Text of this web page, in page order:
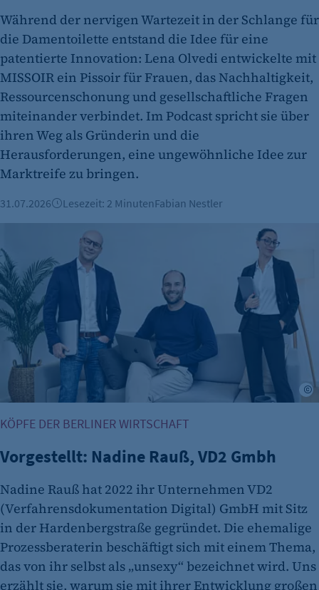
Während der nervigen Wartezeit in der Schlange für
die Damentoilette entstand die Idee für eine
patentierte Innovation: Lena Olvedi entwickelte mit
MISSOIR ein Pissoir für Frauen, das Nachhaltigkeit,
Ressourcenschonung und gesellschaftliche Fragen
miteinander verbindet. Im Podcast spricht sie über
ihren Weg als Gründerin und die
Herausforderungen, eine ungewöhnliche Idee zur
Marktreife zu bringen.
31.07.2026 Lesezeit: 2 MinutenFabian Nestler
KÖPFE DER BERLINER WIRTSCHAFT
Vorgestellt: Nadine Rauß, VD2 Gmbh
Nadine Rauß hat 2022 ihr Unternehmen VD2
(Verfahrensdokumentation Digital) GmbH mit Sitz
in der Hardenbergstraße gegründet. Die ehemalige
Prozessberaterin beschäftigt sich mit einem Thema,
das von ihr selbst als „unsexy“ bezeichnet wird. Uns
erzählt sie, warum sie mit ihrer Entwicklung großen